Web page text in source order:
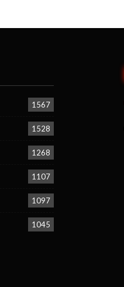
1567
1528
1268
1107
1097
1045